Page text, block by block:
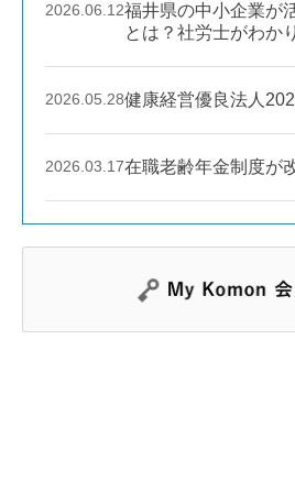
2026.06.12福井県の中小企業が
とは？社労士がわか
2026.05.28健康経営優良法人
2026.03.17在職老齢年金制度が